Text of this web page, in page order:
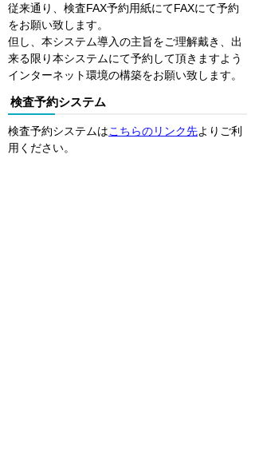
従来通り、検査FAX予約用紙にてFAXにて予約
をお願い致します。
但し、本システム導入の主旨をご理解戴き、出
来る限り本システムにて予約して頂きますよう
インターネット環境の構築をお願い致します。
検査予約システム
検査予約システムはこちらのリンク先よりご利
用ください。